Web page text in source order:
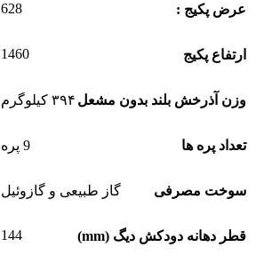
عرض پکیج : 628
ارتفاع پکیج 1460
وزن آذرخش بلند بدون مشعل ۳۹۴ کیلوگرم
تعداد پره ها 9 پره
سوخت مصرفی گاز طبیعی و گازوئیل
قطر دهانه دودکش دیگ (mm) 144